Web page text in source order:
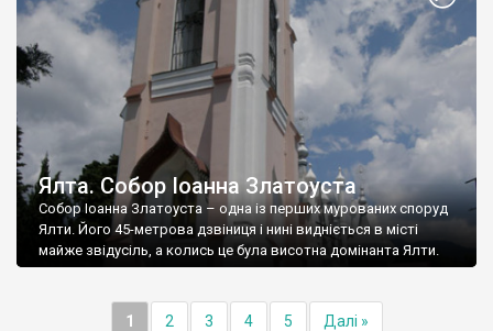
Ялта. Собор Іоанна Златоуста
Собор Іоанна Златоуста – одна із перших мурованих споруд
Ялти. Його 45-метрова дзвіниця і нині видніється в місті
майже звідусіль, а колись це була висотна домінанта Ялти.
1 2 3 4 5 Далі »